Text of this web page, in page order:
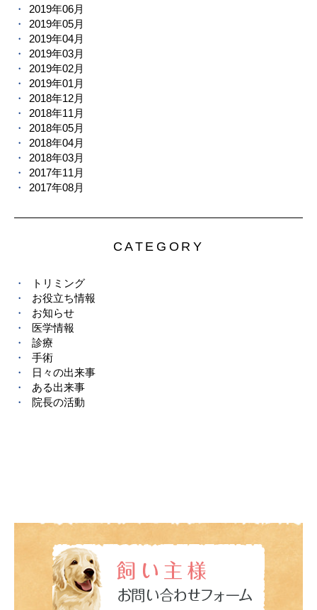
2019年06月
2019年05月
2019年04月
2019年03月
2019年02月
2019年01月
2018年12月
2018年11月
2018年05月
2018年04月
2018年03月
2017年11月
2017年08月
CATEGORY
トリミング
お役立ち情報
お知らせ
医学情報
診療
手術
日々の出来事
ある出来事
院長の活動